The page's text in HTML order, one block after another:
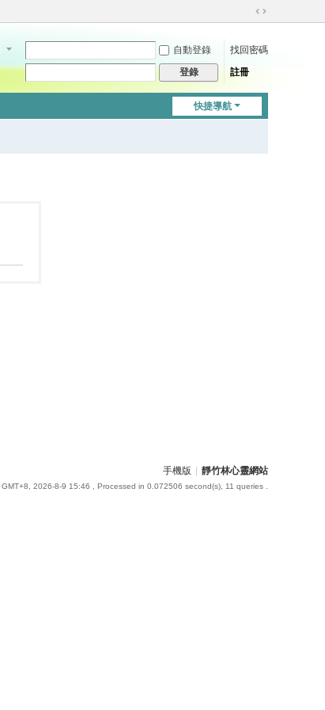
切
到
自動登錄
找回密碼
登錄 註冊
快捷導航
手機版 靜竹林心靈網站
GMT+8, 2026-8-9 15:46 , Processed in 0.072506 second(s), 11 queries .